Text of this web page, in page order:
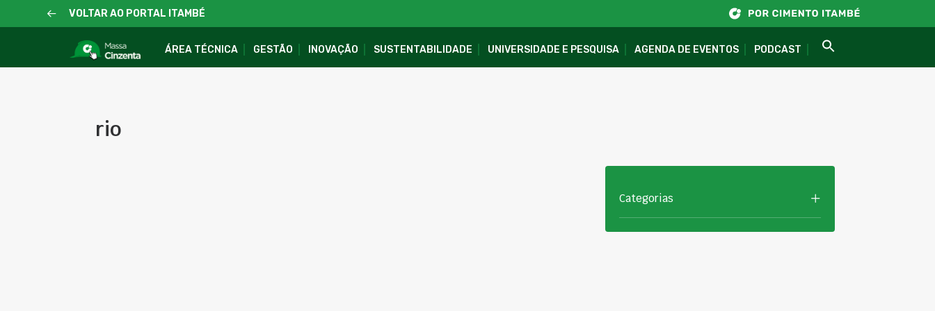
VOLTAR AO PORTAL ITAMBÉ
ÁREA TÉCNICA GESTÃO INOVAÇÃO SUSTENTABILIDADE UNIVERSIDADE E PESQUISA AGENDA DE EVENTOS PODCAST
rio
Categorias